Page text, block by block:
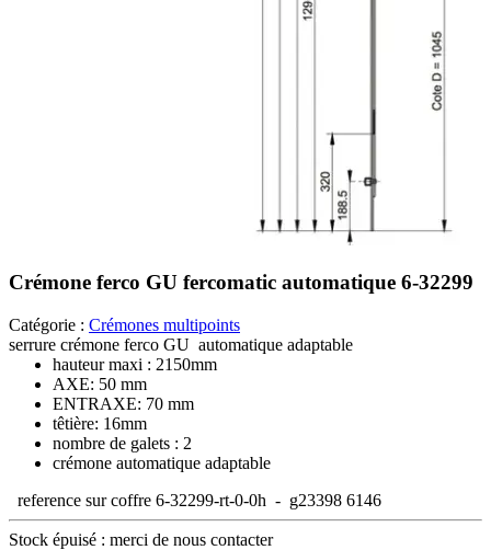
Crémone ferco GU fercomatic automatique 6-32299
Catégorie : Crémones multipoints
serrure crémone ferco GU automatique adaptable
hauteur maxi : 2150mm
AXE: 50 mm
ENTRAXE: 70 mm
têtière: 16mm
nombre de galets : 2
crémone automatique adaptable
reference sur coffre 6-32299-rt-0-0h - g23398 6146
Stock épuisé : merci de nous contacter